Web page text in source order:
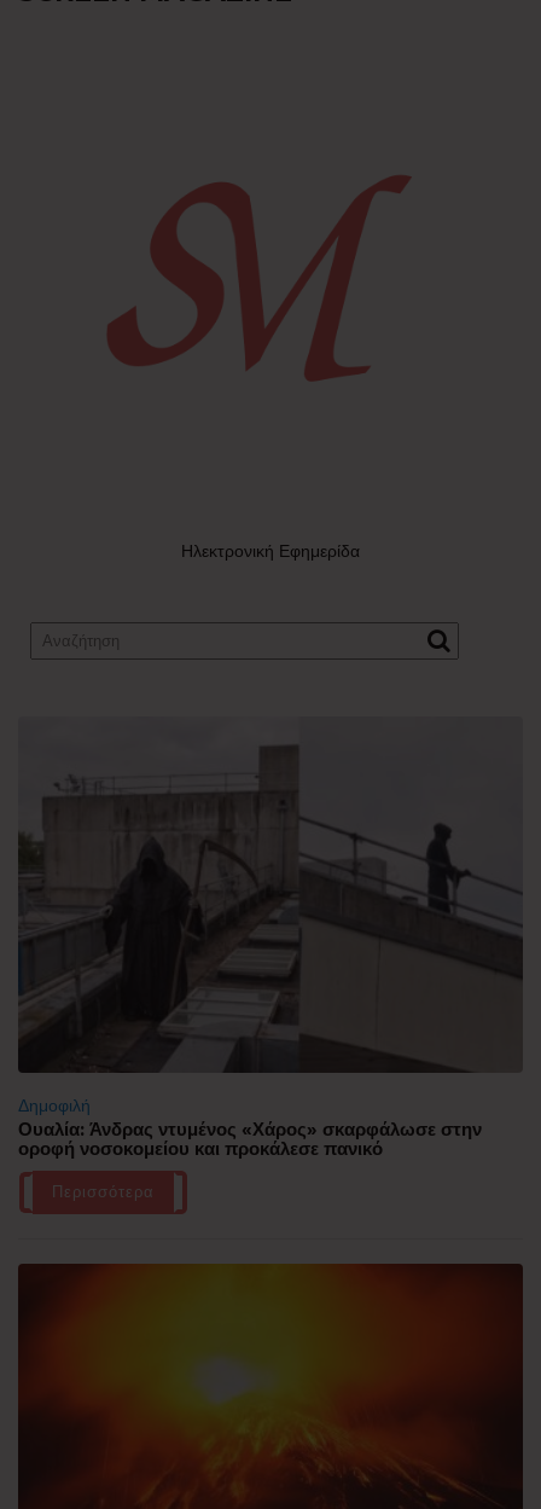
Ηλεκτρονική Εφημερίδα
Δημοφιλή
Ουαλία: Άνδρας ντυμένος «Χάρος» σκαρφάλωσε στην
οροφή νοσοκομείου και προκάλεσε πανικό
Περισσότερα